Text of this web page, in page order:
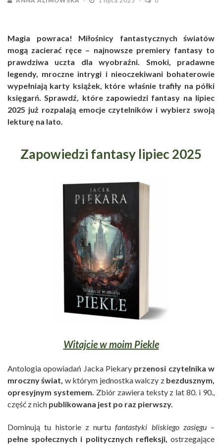
Magia powraca! Miłośnicy fantastycznych światów
mogą zacierać ręce – najnowsze premiery fantasy to
prawdziwa uczta dla wyobraźni. Smoki, pradawne
legendy, mroczne intrygi i nieoczekiwani bohaterowie
wypełniają karty książek, które właśnie trafiły na półki
księgarń. Sprawdź, które zapowiedzi fantasy na lipiec
2025 już rozpalają emocje czytelników i wybierz swoją
lekturę na lato.
Zapowiedzi fantasy lipiec 2025
Witajcie w moim Piekle
Antologia opowiadań Jacka Piekary przenosi czytelnika w
mroczny świat, w którym jednostka walczy zbezdusznym,
opresyjnym systemem. Zbiór zawiera teksty z lat 80. i 90.,
część z nich publikowana jest po raz pierwszy.
Dominują tu historie z nurtufantastyki bliskiego zasięgu–
pełne społecznych i politycznych refleksji, ostrzegające